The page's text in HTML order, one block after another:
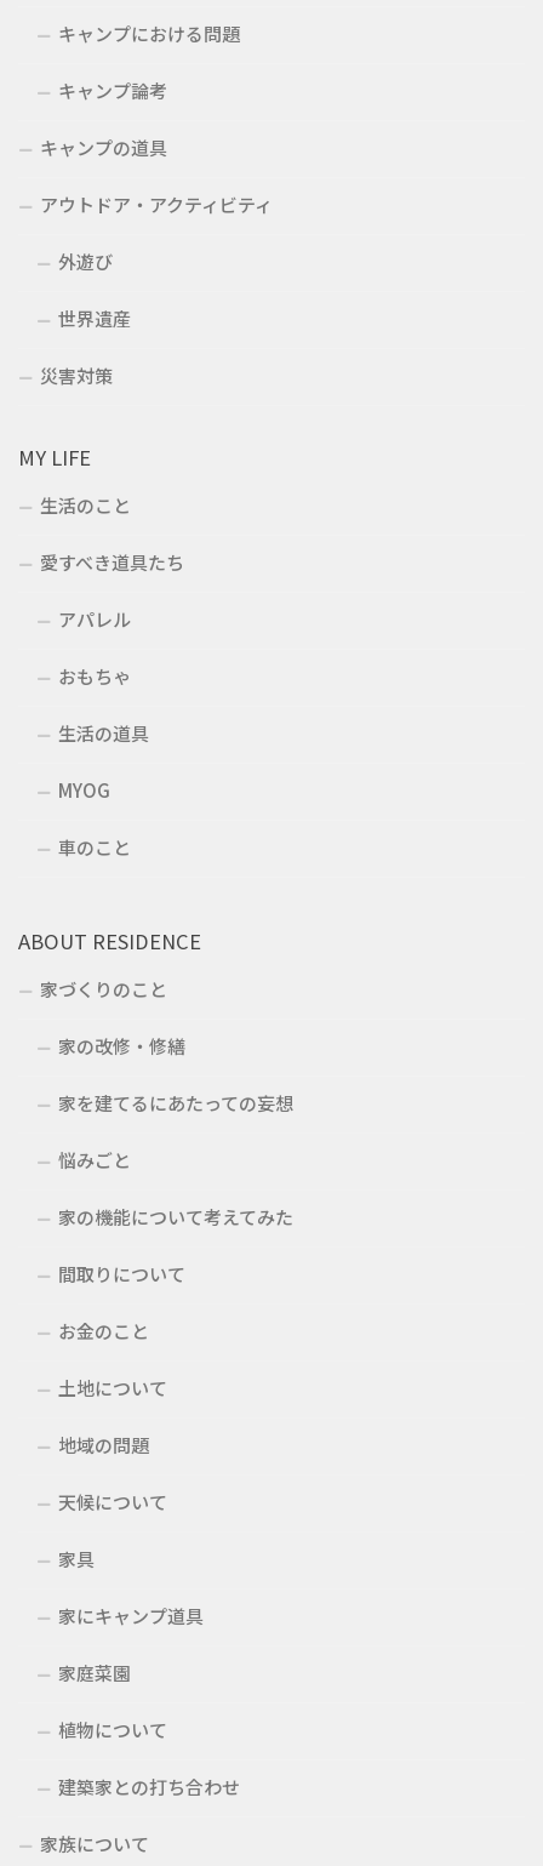
キャンプにおける問題
キャンプ論考
キャンプの道具
アウトドア・アクティビティ
外遊び
世界遺産
災害対策
MY LIFE
生活のこと
愛すべき道具たち
アパレル
おもちゃ
生活の道具
MYOG
車のこと
ABOUT RESIDENCE
家づくりのこと
家の改修・修繕
家を建てるにあたっての妄想
悩みごと
家の機能について考えてみた
間取りについて
お金のこと
土地について
地域の問題
天候について
家具
家にキャンプ道具
家庭菜園
植物について
建築家との打ち合わせ
家族について